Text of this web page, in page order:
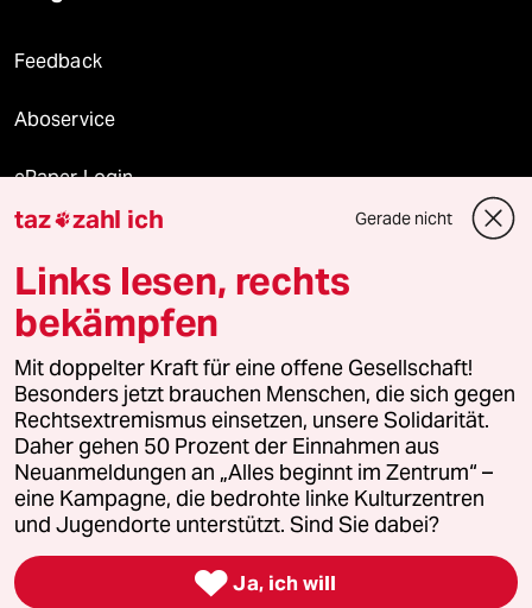
Feedback
Aboservice
ePaper Login
Downloads für Abonnierende
© 2026 taz Verlags und Vertriebs GmbH
Alle Rechte vorbehalten. Bei rechtlichen Fragen oder für Genehmigungen
wenden Sie sich bitte an lizenzen@taz.de
Feedback Redaktionsstatut Kommune-Richtlinien
Leitlinie Informant Datenschutz Impressum AGB
Seitenwende Einwilligungen widerrufen (Ads)
taz zahl ich Gerade nicht
Links lesen, rechts
bekämpfen
Mit doppelter Kraft für eine offene Gesellschaft!
Besonders jetzt brauchen Menschen, die sich gegen
Rechtsextremismus einsetzen, unsere Solidarität.
Daher gehen 50 Prozent der Einnahmen aus
Neuanmeldungen an „Alles beginnt im Zentrum“ –
eine Kampagne, die bedrohte linke Kulturzentren
und Jugendorte unterstützt. Sind Sie dabei?
 Ja, ich will